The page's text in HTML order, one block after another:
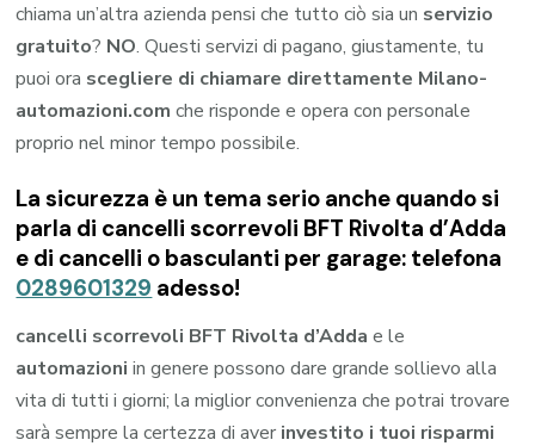
chiama un’altra azienda pensi che tutto ciò sia un servizio
gratuito? NO. Questi servizi di pagano, giustamente, tu
puoi ora scegliere di chiamare direttamente Milano-
automazioni.com che risponde e opera con personale
proprio nel minor tempo possibile.
La sicurezza è un tema serio anche quando si
parla di cancelli scorrevoli BFT Rivolta d’Adda
e di cancelli o basculanti per garage: telefona
0289601329 adesso!
cancelli scorrevoli BFT Rivolta d’Adda e le
automazioni in genere possono dare grande sollievo alla
vita di tutti i giorni; la miglior convenienza che potrai trovare
sarà sempre la certezza di aver investito i tuoi risparmi